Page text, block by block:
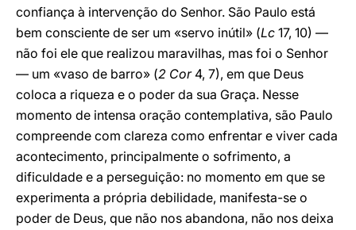
confiança à intervenção do Senhor. São Paulo está
bem consciente de ser um «servo inútil» (Lc 17, 10) —
não foi ele que realizou maravilhas, mas foi o Senhor
— um «vaso de barro» (2 Cor 4, 7), em que Deus
coloca a riqueza e o poder da sua Graça. Nesse
momento de intensa oração contemplativa, são Paulo
compreende com clareza como enfrentar e viver cada
acontecimento, principalmente o sofrimento, a
dificuldade e a perseguição: no momento em que se
experimenta a própria debilidade, manifesta-se o
poder de Deus, que não nos abandona, não nos deixa